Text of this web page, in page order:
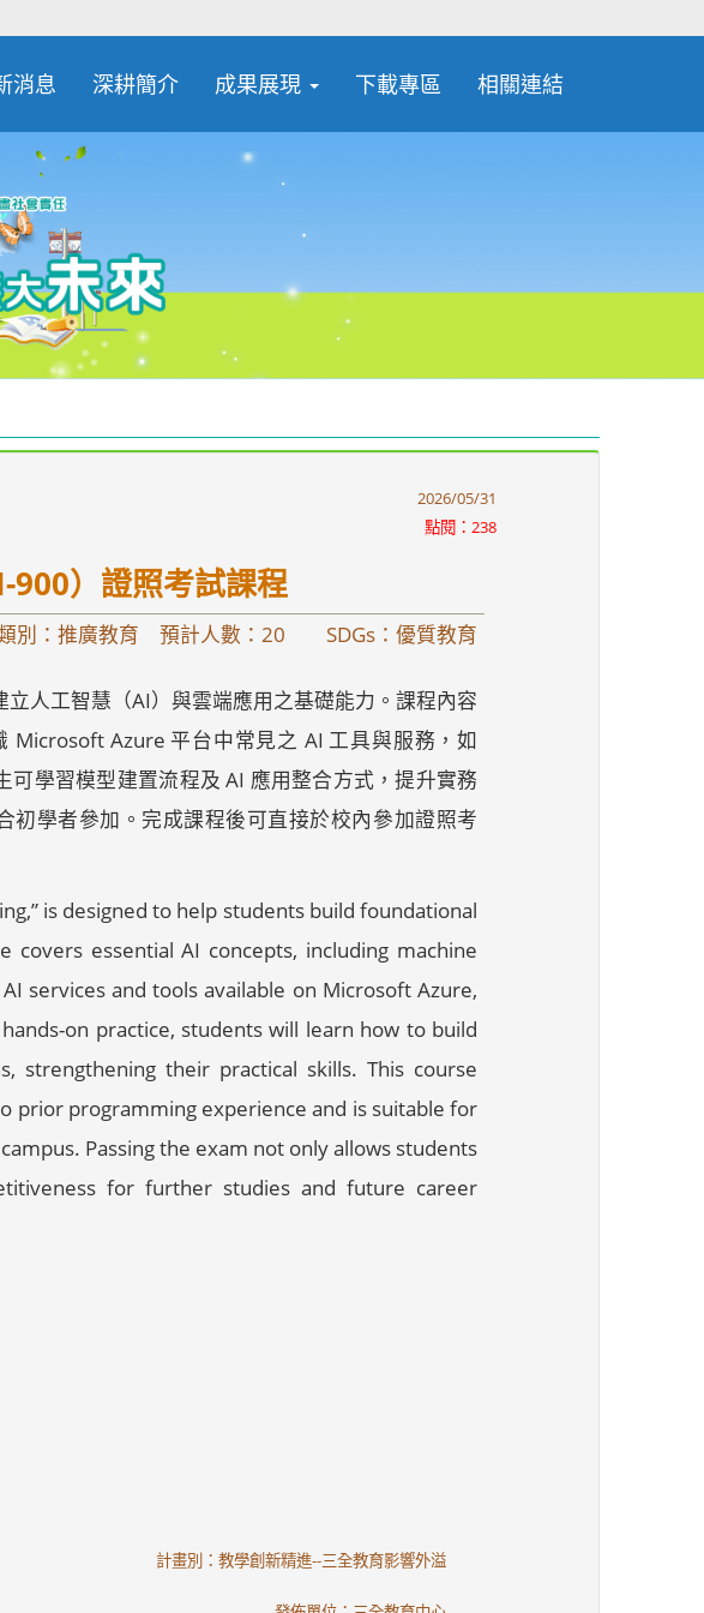
消息 深耕簡介 成果展現 下載專區 相關連結
2026/05/31
點閱：238
）證照考試課程
別：推廣教育 預計人數：20 SDGs：優質教育
人工智慧（AI）與雲端應用之基礎能力。課程內容
Azure 平台中常見之 AI 工具與服務，如
學習模型建置流程及 AI 應用整合方式，提升實務
學者參加。完成課程後可直接於校內參加證照考
is designed to help students build foundational
essential AI concepts, including machine
services and tools available on Microsoft Azure,
on practice, students will learn how to build
strengthening their practical skills. This course
prior programming experience and is suitable for
Passing the exam not only allows students
for further studies and future career
計畫別：教學創新精進--三全教育影響外溢